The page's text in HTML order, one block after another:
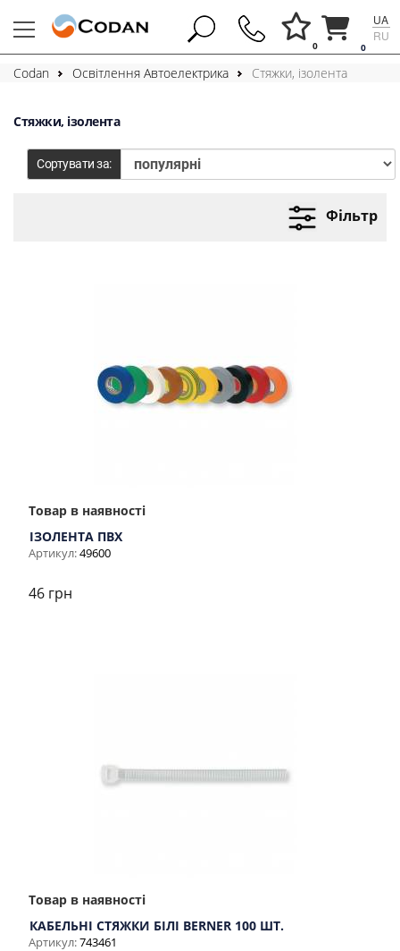
0
0
UA
RU
Codan Освітлення Автоелектрика Стяжки, ізолента
Стяжки, ізолента
Сортувати за:
Фільтр
Товар в наявності
ІЗОЛЕНТА ПВХ
Артикул:49600
46 грн
Товар в наявності
КАБЕЛЬНІ СТЯЖКИ БІЛІ BERNER 100 ШТ.
Артикул:743461